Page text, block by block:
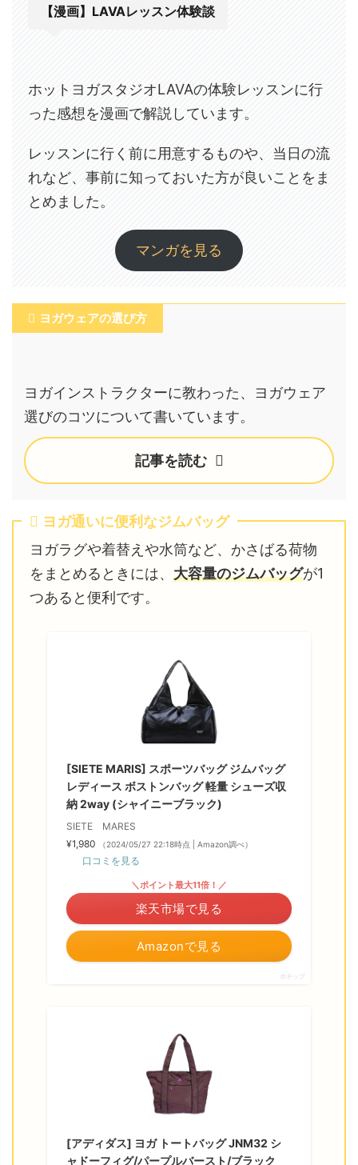
【漫画】LAVAレッスン体験談
ホットヨガスタジオLAVAの体験レッスンに行
った感想を漫画で解説しています。
レッスンに行く前に用意するものや、当日の流
れなど、事前に知っておいた方が良いことをま
とめました。
マンガを見る
ヨガウェアの選び方
ヨガインストラクターに教わった、ヨガウェア
選びのコツについて書いています。
記事を読む
ヨガ通いに便利なジムバッグ
ヨガラグや着替えや水筒など、かさばる荷物
をまとめるときには、 大容量のジムバッグが1
つあると便利です。
[SIETE MARIS] スポーツバッグ ジムバッグ
レディース ボストンバッグ 軽量 シューズ収
納 2way (シャイニーブラック)
SIETE MARES
¥1,980
（2024/05/27 22:18時点 | Amazon調べ）
口コミを見る
Amazonで見る
＼ポイント最大11倍！／
楽天市場で見る
ポチップ
[アディダス] ヨガ トートバッグ JNM32 シ
ャドーフィグ/パープルバースト/ブラック